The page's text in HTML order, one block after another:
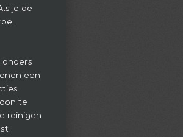
je de
anders
een
te
reinigen